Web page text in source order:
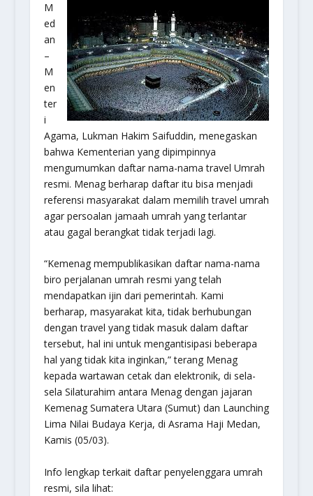
M
ed
an
–
M
en
ter
i
Agama, Lukman Hakim Saifuddin, menegaskan
bahwa Kementerian yang dipimpinnya
mengumumkan daftar nama-nama travel Umrah
resmi. Menag berharap daftar itu bisa menjadi
referensi masyarakat dalam memilih travel umrah
agar persoalan jamaah umrah yang terlantar
atau gagal berangkat tidak terjadi lagi.
“Kemenag mempublikasikan daftar nama-nama
biro perjalanan umrah resmi yang telah
mendapatkan ijin dari pemerintah. Kami
berharap, masyarakat kita, tidak berhubungan
dengan travel yang tidak masuk dalam daftar
tersebut, hal ini untuk mengantisipasi beberapa
hal yang tidak kita inginkan,” terang Menag
kepada wartawan cetak dan elektronik, di sela-
sela Silaturahim antara Menag dengan jajaran
Kemenag Sumatera Utara (Sumut) dan Launching
Lima Nilai Budaya Kerja, di Asrama Haji Medan,
Kamis (05/03).
Info lengkap terkait daftar penyelenggara umrah
resmi, sila lihat: